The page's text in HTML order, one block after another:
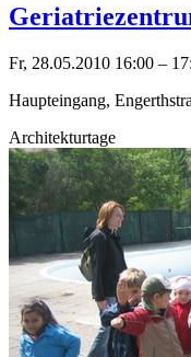
Fr, 28.05.2010 16:00 –
Haupteingang,
Architekturtage